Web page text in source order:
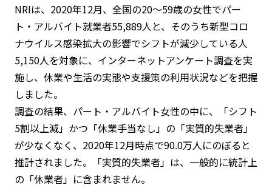
NRIは、2020年12月、全国の20～59歳の女性でパー
ト・アルバイト就業者55,889人と、そのうち新型コロ
ナウイルス感染拡大の影響でシフトが減少している人
5,150人を対象に、インターネットアンケート調査を実
施し、休業や生活の実態や支援策の利用状況などを把握
しました。
調査の結果、パート・アルバイト女性の中に、「シフト
5割以上減」かつ「休業手当なし」の「実質的失業者」
が少なくなく、2020年12月時点で90.0万人にのぼると
推計されました。「実質的失業者」は、一般的に統計上
の「休業者」に含まれません。